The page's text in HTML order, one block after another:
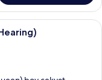
takımı, kuştüyü